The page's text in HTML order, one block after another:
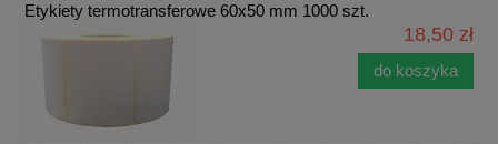
Etykiety termotransferowe 60x50 mm 1000 szt.
18,50 zł
do koszyka